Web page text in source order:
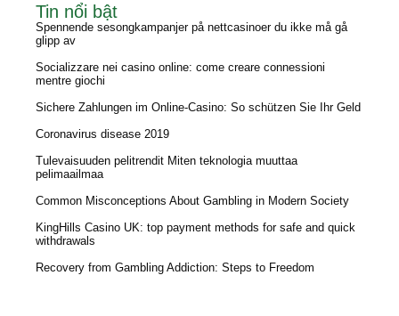
Tin nổi bật
Spennende sesongkampanjer på nettcasinoer du ikke må gå
glipp av
Socializzare nei casino online: come creare connessioni
mentre giochi
Sichere Zahlungen im Online-Casino: So schützen Sie Ihr Geld
Coronavirus disease 2019
Tulevaisuuden pelitrendit Miten teknologia muuttaa
pelimaailmaa
Common Misconceptions About Gambling in Modern Society
KingHills Casino UK: top payment methods for safe and quick
withdrawals
Recovery from Gambling Addiction: Steps to Freedom